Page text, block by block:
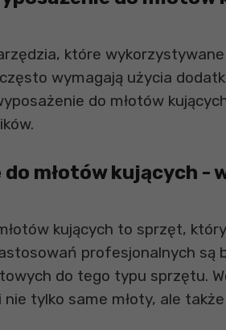
które
wymagają użycia
do młotów
do młotów kujących
kujących to sprzęt,
profesjonalnych
do tego typu sprzętu.
nie tylko same młoty, ale